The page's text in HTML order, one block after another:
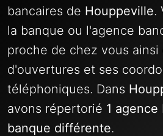
bancaires de Houppeville.
la banque ou l'agence
proche de chez vous ainsi
d'ouvertures et ses
téléphoniques. Dans
avons répertorié 1 agence
banque différente.